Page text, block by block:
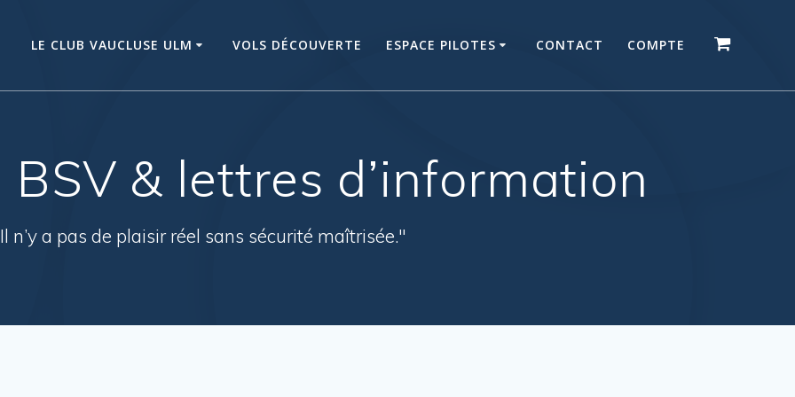
LE CLUB VAUCLUSE ULM VOLS DÉCOUVERTE ESPACE PILOTES CONTACT COMPTE
BSV & lettres d’information
n’y a pas de plaisir réel sans sécurité maîtrisée."